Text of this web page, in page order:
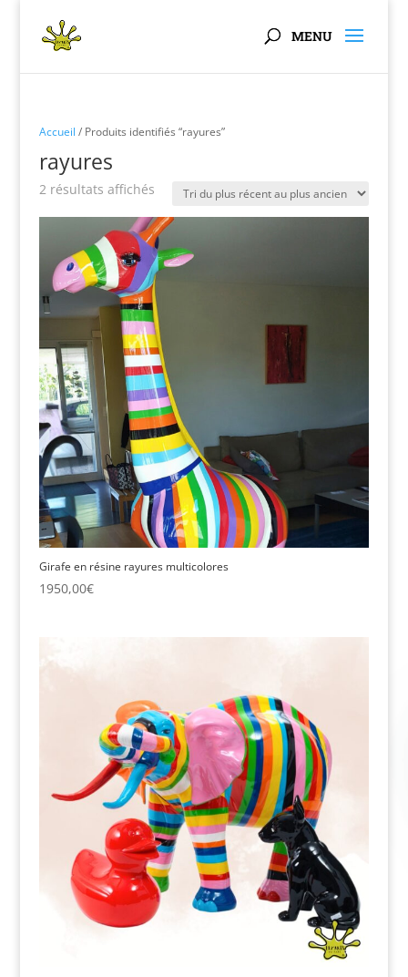
Accueil / Produits identifiés “rayures”
rayures
2 résultats affichésTrié
plus
récent
au
plus
ancien
Girafe en résine rayures multicolores
1950,00€